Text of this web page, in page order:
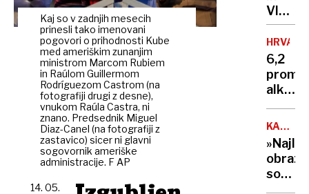
Kaj so v zadnjih mesecih
prinesli tako imenovani
pogovori o prihodnosti Kube
med ameriškim zunanjim
ministrom Marcom Rubiem
in Raúlom Guillermom
Rodríguezom Castrom (na
fotografiji drugi z desne),
vnukom Raúla Castra, ni
znano. Predsednik Miguel
Diaz-Canel (na fotografiji z
zastavico) sicer ni glavni
sogovornik ameriške
administracije. F AP
14. 05.
bodo
že v
VIDEO)
Kaos
v
Kurtija
jajci
6,2
v
krvi
primer,
ki je
osupnil
WITT
obraz
pod